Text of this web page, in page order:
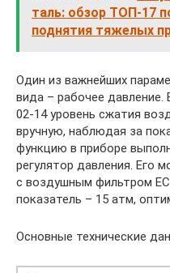
таль: обзор ТОП-17
поднятия тяжелых
Один из важнейших
вида – рабочее давление.
02-14 уровень сжатия
вручную, наблюдая за
функцию в приборе
регулятор давления. Его
с воздушным фильтром
показатель – 15 атм,
Основные технические